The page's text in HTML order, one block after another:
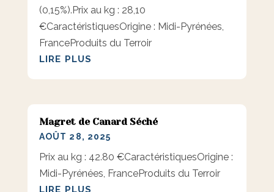
(0,15%).Prix au kg : 28,10
€CaractéristiquesOrigine : Midi-Pyrénées,
FranceProduits du Terroir
LIRE PLUS
Magret de Canard Séché
AOÛT 28, 2025
Prix au kg : 42.80 €CaractéristiquesOrigine :
Midi-Pyrénées, FranceProduits du Terroir
LIRE PLUS